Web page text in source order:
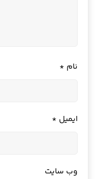
نام *
ایمیل *
وب‌ سایت